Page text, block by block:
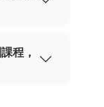
程，